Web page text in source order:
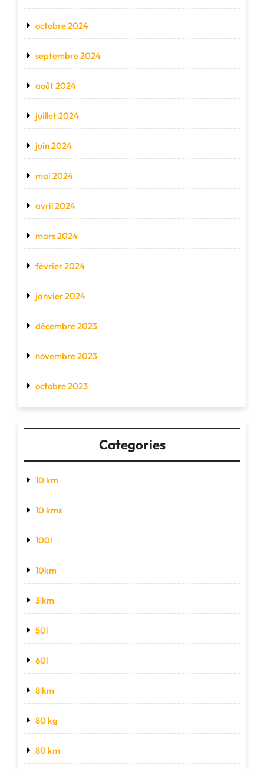
octobre 2024
septembre 2024
août 2024
juillet 2024
juin 2024
mai 2024
avril 2024
mars 2024
février 2024
janvier 2024
décembre 2023
novembre 2023
octobre 2023
Categories
10 km
10 kms
100l
10km
3 km
50l
60l
8 km
80 kg
80 km